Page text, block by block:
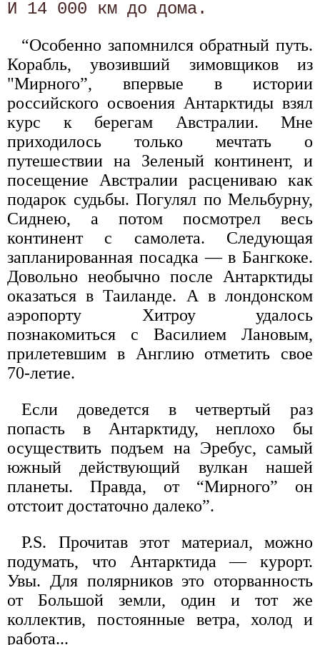
“Особенно запомнился обратный путь.
Корабль, увозивший зимовщиков из
"Мирного”, впервые в истории
российского освоения Антарктиды взял
курс к берегам Австралии. Мне
приходилось только мечтать о
путешествии на Зеленый континент, и
посещение Австралии расцениваю как
подарок судьбы. Погулял по Мельбурну,
Сиднею, а потом посмотрел весь
континент с самолета. Следующая
запланированная посадка — в Бангкоке.
Довольно необычно после Антарктиды
оказаться в Таиланде. А в лондонском
аэропорту Хитроу удалось
познакомиться с Василием Лановым,
прилетевшим в Англию отметить свое
70-летие.
Если доведется в четвертый раз
попасть в Антарктиду, неплохо бы
осуществить подъем на Эребус, самый
южный действующий вулкан нашей
планеты. Правда, от “Мирного” он
отстоит достаточно далеко”.
P.S. Прочитав этот материал, можно
подумать, что Антарктида — курорт.
Увы. Для полярников это оторванность
от Большой земли, один и тот же
коллектив, постоянные ветра, холод и
работа...